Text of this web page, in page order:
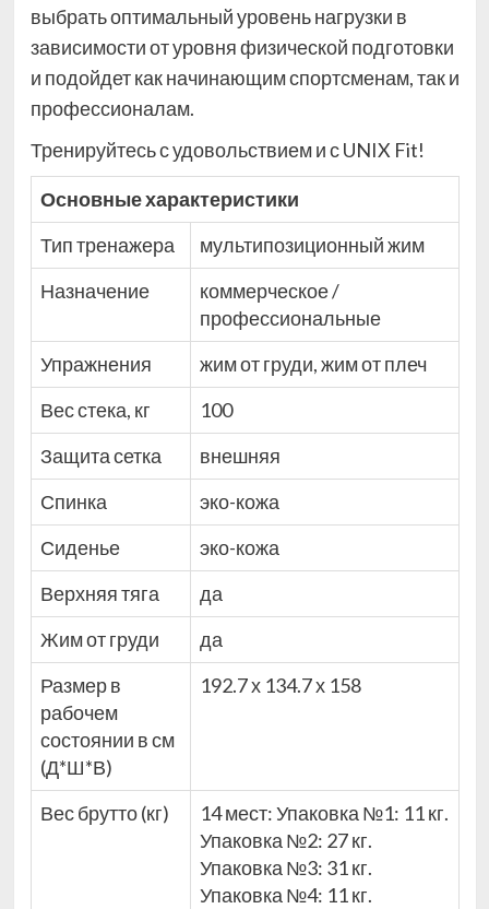
выбрать оптимальный уровень нагрузки в
зависимости от уровня физической подготовки
и подойдет как начинающим спортсменам, так и
профессионалам.
Тренируйтесь с удовольствием и с UNIX Fit!
Основные характеристики
Тип тренажера
мультипозиционный жим
Назначение
коммерческое /
профессиональные
Упражнения
жим от груди, жим от плеч
Вес стека, кг
100
Защита сетка
внешняя
Спинка
эко-кожа
Сиденье
эко-кожа
Верхняя тяга
да
Жим от груди
да
Размер в
рабочем
состоянии в см
(Д*Ш*В)
192.7 х 134.7 х 158
Вес брутто (кг)
14 мест: Упаковка №1: 11 кг.
Упаковка №2: 27 кг.
Упаковка №3: 31 кг.
Упаковка №4: 11 кг.